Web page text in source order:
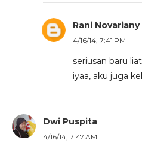
Rani Novariany
4/16/14, 7:41 PM
seriusan baru
iyaa, aku juga
Dwi Puspita
4/16/14, 7:47 AM